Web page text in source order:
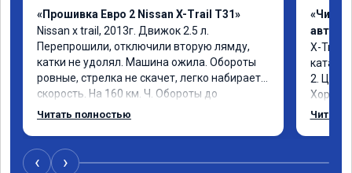
«Прошивка Евро 2 Nissan X-Trail T31»
Nissan x trаil, 2013г. Движок 2.5 л.
Перепрошили, отключили вторую лямду,
катки не удолял. Машина ожила. Обороты
ровные, стрелка не скачет, легко набирает
скорость. На 160 км. Ч. Обороты до
3000.расход тот-же без изменения 12л.
Читать полностью
«Чип
X-Trail
2. Цена
Читать
‹ ›